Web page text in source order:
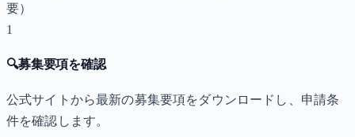
要）
1
🔍募集要項を確認
公式サイトから最新の募集要項をダウンロードし、申請条
件を確認します。